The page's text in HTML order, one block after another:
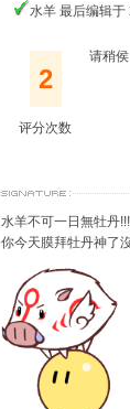
水羊 最后编辑
2
评分次数
请稍
水羊不可一日無牡丹!!!
你今天膜拜牡丹神了